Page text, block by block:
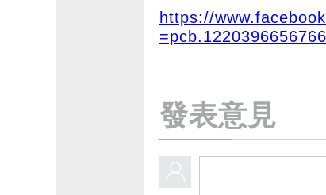
https://
發表意見